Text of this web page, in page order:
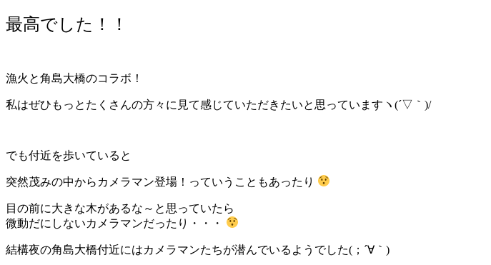
最高でした！！
漁火と角島大橋のコラボ！
私はぜひもっとたくさんの方々に見て感じていただきたいと思っていますヽ(´▽｀)/
でも付近を歩いていると
突然茂みの中からカメラマン登場！っていうこともあったり
目の前に大きな木があるな～と思っていたら
微動だにしないカメラマンだったり・・・
結構夜の角島大橋付近にはカメラマンたちが潜んでいるようでした(；´∀｀)